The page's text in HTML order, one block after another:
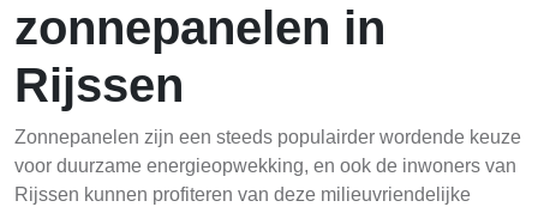
zonnepanelen in
Rijssen
Zonnepanelen zijn een steeds populairder wordende keuze
voor duurzame energieopwekking, en ook de inwoners van
Rijssen kunnen profiteren van deze milieuvriendelijke